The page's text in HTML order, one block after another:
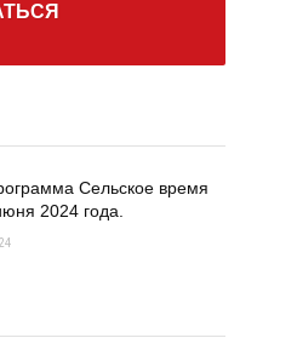
Сельское время
2024 года.